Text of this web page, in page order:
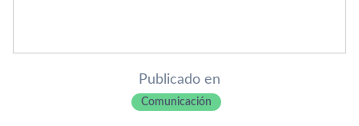
Publicado en
Comunicación